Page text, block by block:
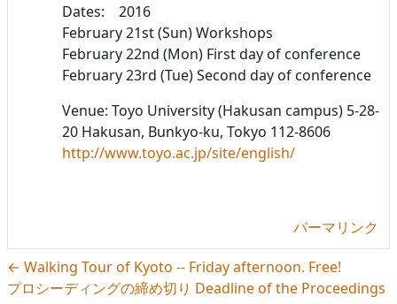
Dates: 2016
February 21st (Sun) Workshops
February 22nd (Mon) First day of conference
February 23rd (Tue) Second day of conference
Venue: Toyo University (Hakusan campus) 5-28-
20 Hakusan, Bunkyo-ku, Tokyo 112-8606
http://www.toyo.ac.jp/site/english/
パーマリンク
← Walking Tour of Kyoto -- Friday afternoon. Free!
プロシーディングの締め切り Deadline of the Proceedings